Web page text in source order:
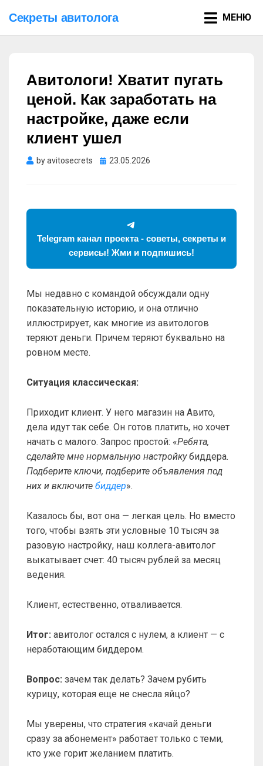
Секреты авитолога МЕНЮ
Авитологи! Хватит пугать
ценой. Как заработать на
настройке, даже если
клиент ушел
byavitosecrets Опубликовано
23.05.2026
Telegram канал проекта - советы, секреты и
сервисы! Жми и подпишись!
Мы недавно с командой обсуждали одну
показательную историю, и она отлично
иллюстрирует, как многие из авитологов
теряют деньги. Причем теряют буквально на
ровном месте.
Ситуация классическая:
Приходит клиент. У него магазин на Авито,
дела идут так себе. Он готов платить, но хочет
начать с малого. Запрос простой: «Ребята,
сделайте мне нормальную настройкубиддера.
Подберите ключи, подберите объявления под
них и включите биддер».
Казалось бы, вот она — легкая цель. Но вместо
того, чтобы взять эти условные 10 тысяч за
разовую настройку, наш коллега-авитолог
выкатывает счет: 40 тысяч рублей за месяц
ведения.
Клиент, естественно, отваливается.
Итог: авитолог остался с нулем, а клиент — с
неработающим биддером.
Вопрос: зачем так делать? Зачем рубить
курицу, которая еще не снесла яйцо?
Мы уверены, что стратегия «качай деньги
сразу за абонемент» работает только с теми,
кто уже горит желанием платить.